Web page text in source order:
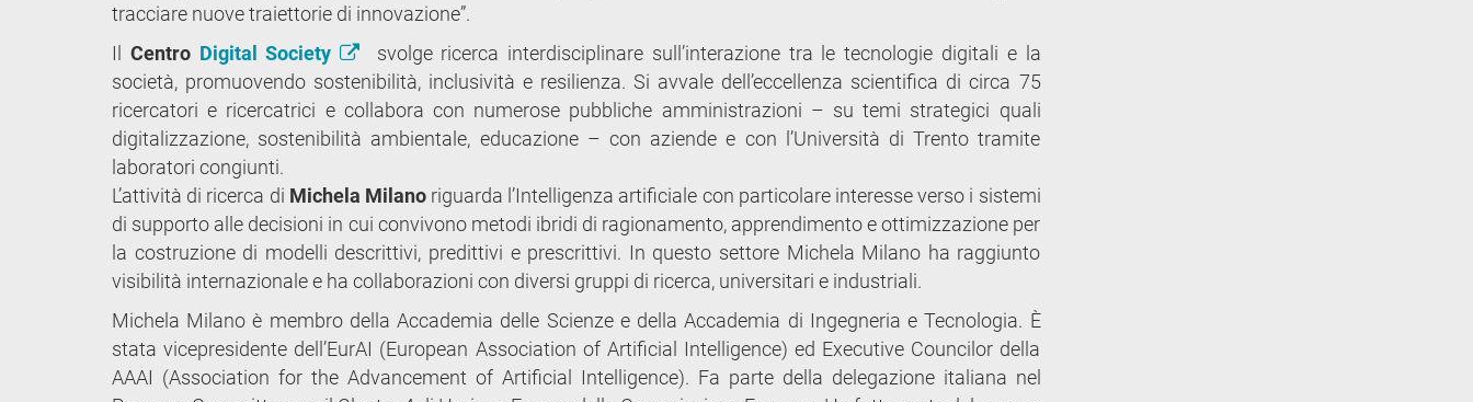
tracciare nuove traiettorie di innovazione”.
Il Centro Digital Society
svolge ricerca interdisciplinare sull’interazione tra le tecnologie digitali e la
società, promuovendo sostenibilità, inclusività e resilienza. Si avvale dell’eccellenza scientifica di circa 75
ricercatori e ricercatrici e collabora con numerose pubbliche amministrazioni – su temi strategici quali
digitalizzazione, sostenibilità ambientale, educazione – con aziende e con l’Università di Trento tramite
laboratori congiunti.
L’attività di ricerca di Michela Milanoriguarda l’Intelligenza artificiale con particolare interesse verso i sistemi
di supporto alle decisioni in cui convivono metodi ibridi di ragionamento, apprendimento e ottimizzazione per
la costruzione di modelli descrittivi, predittivi e prescrittivi. In questo settore Michela Milano ha raggiunto
visibilità internazionale e ha collaborazioni con diversi gruppi di ricerca, universitari e industriali.
Michela Milano è membro della Accademia delle Scienze e della Accademia di Ingegneria e Tecnologia. È
stata vicepresidente dell’EurAI (European Association of Artificial Intelligence) ed Executive Councilor della
AAAI (Association for the Advancement of Artificial Intelligence). Fa parte della delegazione italiana nel